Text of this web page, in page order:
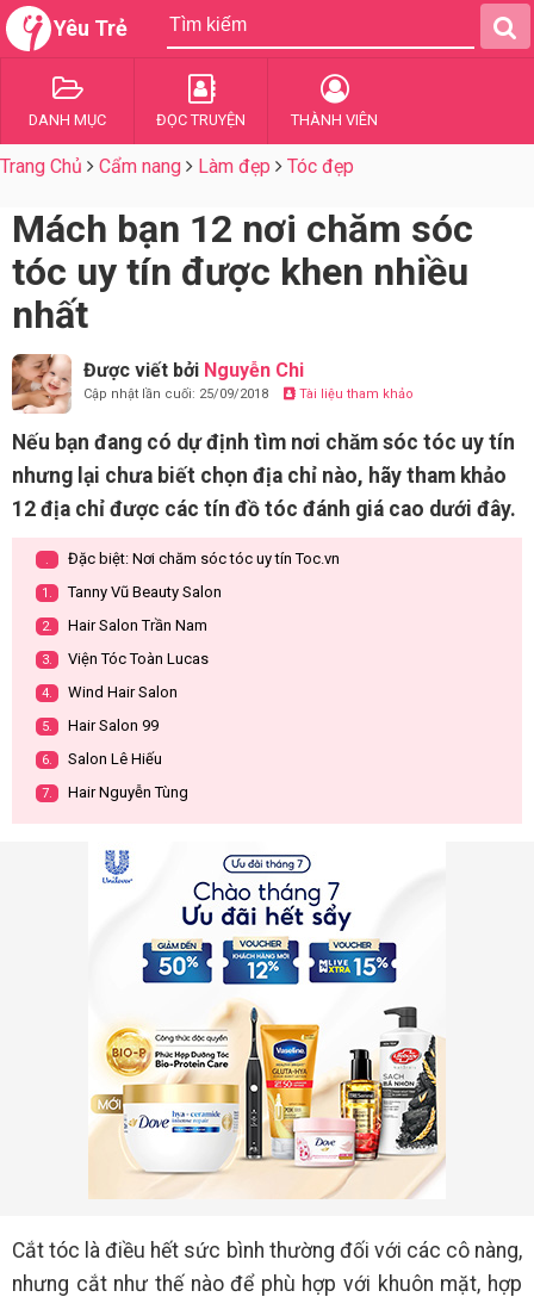
Yêu Trẻ
DANH MỤC ĐỌC TRUYỆN THÀNH VIÊN
Trang Chủ Cẩm nang Làm đẹp Tóc đẹp
Mách bạn 12 nơi chăm sóc
tóc uy tín được khen nhiều
nhất
Được viết bởi Nguyễn Chi
Cập nhật lần cuối: 25/09/2018 Tài liệu tham khảo
Nếu bạn đang có dự định tìm nơi chăm sóc tóc uy tín
nhưng lại chưa biết chọn địa chỉ nào, hãy tham khảo
12 địa chỉ được các tín đồ tóc đánh giá cao dưới đây.
. Đặc biệt: Nơi chăm sóc tóc uy tín Toc.vn
1. Tanny Vũ Beauty Salon
2. Hair Salon Trần Nam
3. Viện Tóc Toàn Lucas
4. Wind Hair Salon
5. Hair Salon 99
6. Salon Lê Hiếu
7. Hair Nguyễn Tùng
Cắt tóc là điều hết sức bình thường đối với các cô nàng,
nhưng cắt như thế nào để phù hợp với khuôn mặt, hợp